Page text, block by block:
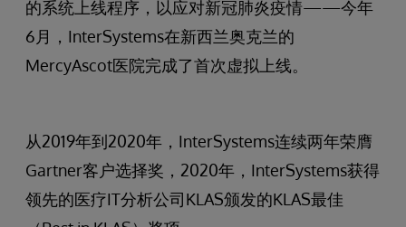
的系统上线程序，以应对新冠肺炎疫情——今年
6月，InterSystems在新西兰奥克兰的
MercyAscot医院完成了首次虚拟上线。
从2019年到2020年，InterSystems连续两年荣膺
Gartner客户选择奖，2020年，InterSystems获得
领先的医疗IT分析公司KLAS颁发的KLAS最佳